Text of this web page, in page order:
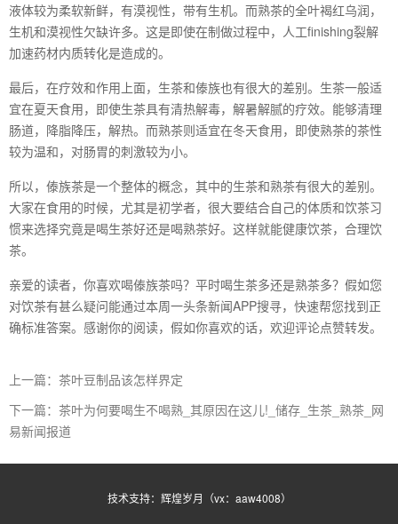
液体较为柔软新鲜，有漠视性，带有生机。而熟茶的全叶褐红乌润，
生机和漠视性欠缺许多。这是即使在制做过程中，人工finishing裂解
加速药材内质转化是造成的。
最后，在疗效和作用上面，生茶和傣族也有很大的差别。生茶一般适
宜在夏天食用，即使生茶具有清热解毒，解暑解腻的疗效。能够清理
肠道，降脂降压，解热。而熟茶则适宜在冬天食用，即使熟茶的茶性
较为温和，对肠胃的刺激较为小。
所以，傣族茶是一个整体的概念，其中的生茶和熟茶有很大的差别。
大家在食用的时候，尤其是初学者，很大要结合自己的体质和饮茶习
惯来选择究竟是喝生茶好还是喝熟茶好。这样就能健康饮茶，合理饮
茶。
亲爱的读者，你喜欢喝傣族茶吗？平时喝生茶多还是熟茶多？假如您
对饮茶有甚么疑问能通过本周一头条新闻APP搜寻，快速帮您找到正
确标准答案。感谢你的阅读，假如你喜欢的话，欢迎评论点赞转发。
上一篇：茶叶豆制品该怎样界定
下一篇：茶叶为何要喝生不喝熟_其原因在这儿!_储存_生茶_熟茶_网
易新闻报道
技术支持：辉煌岁月（vx：aaw4008）